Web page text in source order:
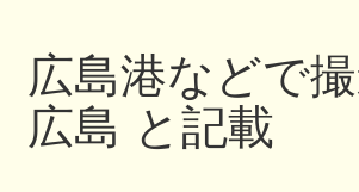
広島港などで
広島 と記載